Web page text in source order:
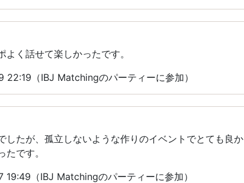
く話せて楽しかったです。
（IBJ Matchingのパーティーに参加）
したが、孤立しないような作りのイベントでとても良
です。
（IBJ Matchingのパーティーに参加）